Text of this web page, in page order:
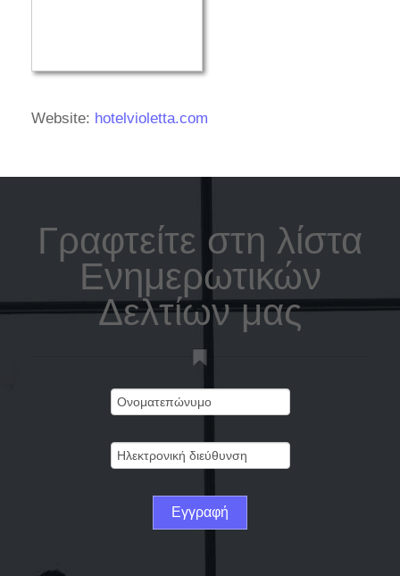
Website: hotelvioletta.com
Γραφτείτε στη λίστα
Ενημερωτικών
Δελτίων μας